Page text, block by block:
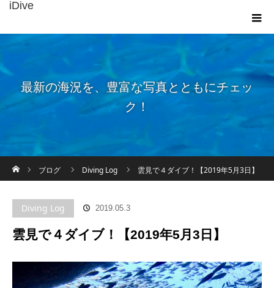
iDive
最新の海況を、豊富な写真とともにチェッ
ク！
ブログ
Diving Log 雲見で４ダイブ！【2019年5月3日】
Diving Log 2019.05.3
雲見で４ダイブ！【2019年5月3日】